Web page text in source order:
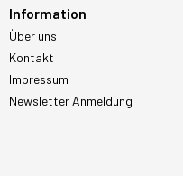
Information
Über uns
Kontakt
Impressum
Newsletter Anmeldung